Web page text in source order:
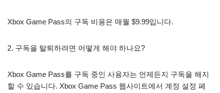
Xbox Game Pass의 구독 비용은 매월 $9.99입니다.
2. 구독을 탈퇴하려면 어떻게 해야 하나요?
Xbox Game Pass를 구독 중인 사용자는 언제든지 구독을 해지
할 수 있습니다. Xbox Game Pass 웹사이트에서 계정 설정 페